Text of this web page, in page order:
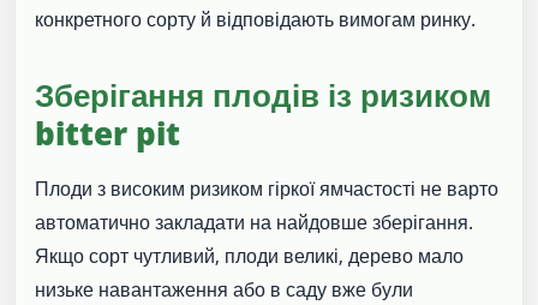
конкретного сорту й відповідають вимогам ринку.
Зберігання плодів із ризиком
bitter pit
Плоди з високим ризиком гіркої ямчастості не варто
автоматично закладати на найдовше зберігання.
Якщо сорт чутливий, плоди великі, дерево мало
низьке навантаження або в саду вже були